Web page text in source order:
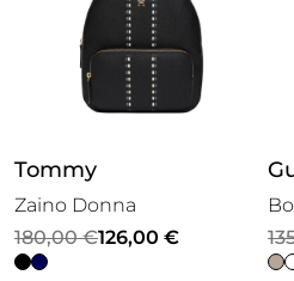
Tommy
Zaino Donna
180,00€
Il
prezzo
126,00 €
Il
prezzo
Il
Il